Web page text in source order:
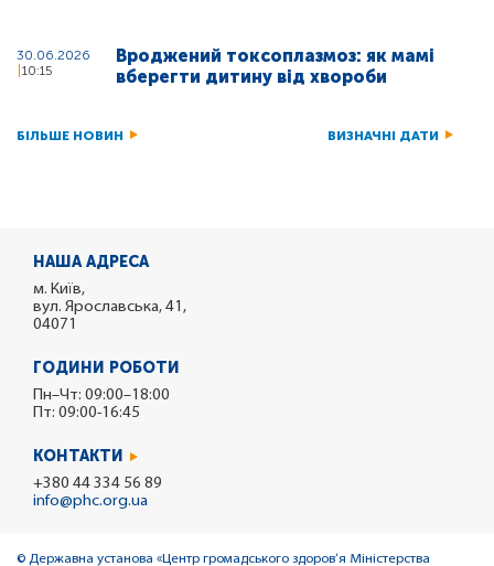
30.06.2026
10:15
Вроджений токсоплазмоз: як мамі
вберегти дитину від хвороби
БІЛЬШЕ НОВИН ВИЗНАЧНІ ДАТИ
НАША АДРЕСА
м. Київ,
вул. Ярославська, 41,
04071
ГОДИНИ РОБОТИ
Пн–Чт: 09:00–18:00
Пт: 09:00-16:45
КОНТАКТИ
+380 44 334 56 89
info@phc.org.ua
© Державна установа «Центр громадського здоров’я Міністерства